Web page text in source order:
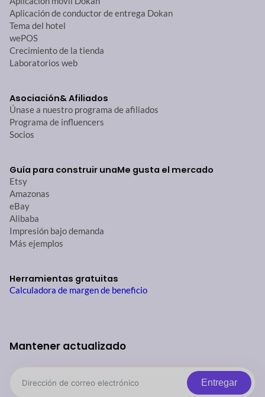
Aplicación de conductor de entrega Dokan
Tema del hotel
wePOS
Crecimiento de la tienda
Laboratorios web
Asociación& Afiliados
Únase a nuestro programa de afiliados
Programa de influencers
Socios
Guía para construir unaMe gusta el mercado
Etsy
Amazonas
eBay
Alibaba
Impresión bajo demanda
Más ejemplos
Herramientas gratuitas
Calculadora de margen de beneficio
Mantener actualizado
Entregar